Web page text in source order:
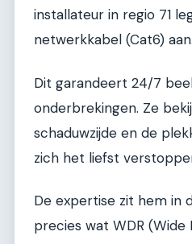
installateur in regio 71
netwerkkabel (Cat6) aan.
Dit garandeert 24/7
onderbrekingen. Ze
schaduwzijde en de
zich het liefst
De expertise zit hem in
precies wat WDR (Wide